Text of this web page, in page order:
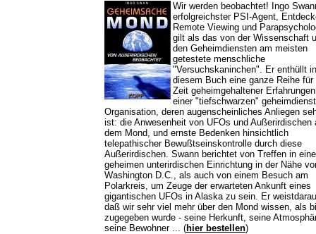
Wir werden beobachtet! Ingo
erfolgreichster PSI-Agent,
Remote Viewing und
gilt als das von der Wissenschaft
den Geheimdiensten am meisten
getestete menschliche
"Versuchskaninchen". Er enthüllt in
diesem Buch eine ganze Reihe für
Zeit geheimgehaltener
einer "tiefschwarzen"
Organisation, deren augenscheinliches Anliegen
ist: die Anwesenheit von UFOs und Außerirdischen
dem Mond, und ernste Bedenken hinsichtlich
telepathischer Bewußtseinskontrolle durch diese
Außerirdischen. Swann berichtet von Treffen in
geheimen unterirdischen Einrichtung in der Nähe
Washington D.C., als auch von einem Besuch am
Polarkreis, um Zeuge der erwarteten Ankunft eines
gigantischen UFOs in Alaska zu sein. Er
daß wir sehr viel mehr über den Mond wissen, als
zugegeben wurde - seine Herkunft, seine
seine Bewohner ... (hier bestellen)